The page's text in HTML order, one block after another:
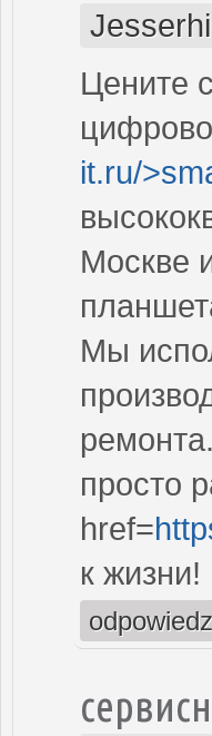
Цените
it.ru/
Москве
Мы
просто
href=
к жизни!
odpowiedz